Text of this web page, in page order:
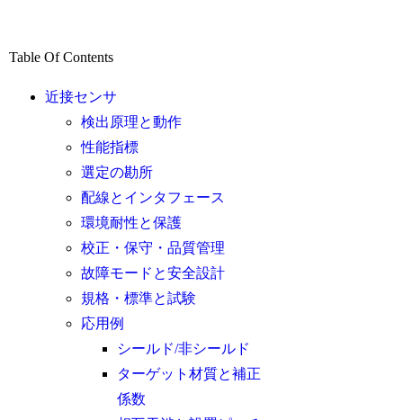
Table Of Contents
近接センサ
検出原理と動作
性能指標
選定の勘所
配線とインタフェース
環境耐性と保護
校正・保守・品質管理
故障モードと安全設計
規格・標準と試験
応用例
シールド/非シールド
ターゲット材質と補正
係数